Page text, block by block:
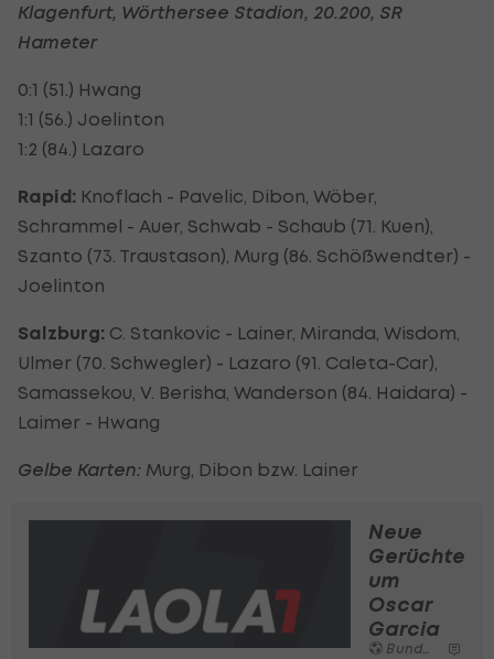
Klagenfurt, Wörthersee Stadion, 20.200, SR
Hameter
0:1 (51.) Hwang
1:1 (56.) Joelinton
1:2 (84.) Lazaro
Rapid: Knoflach - Pavelic, Dibon, Wöber,
Schrammel - Auer, Schwab - Schaub (71. Kuen),
Szanto (73. Traustason), Murg (86. Schößwendter) -
Joelinton
Salzburg: C. Stankovic - Lainer, Miranda, Wisdom,
Ulmer (70. Schwegler) - Lazaro (91. Caleta-Car),
Samassekou, V. Berisha, Wanderson (84. Haidara) -
Laimer - Hwang
Gelbe Karten: Murg, Dibon bzw. Lainer
Neue
Gerüchte
um
Oscar
Garcia
Bundesliga